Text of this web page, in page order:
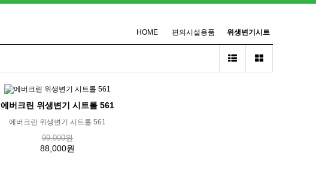
HOME 편의시설용품 위생변기시트
에버크린 위생변기 시트롤 561
에버크린 위생변기 시트롤 561
99,000원
88,000원